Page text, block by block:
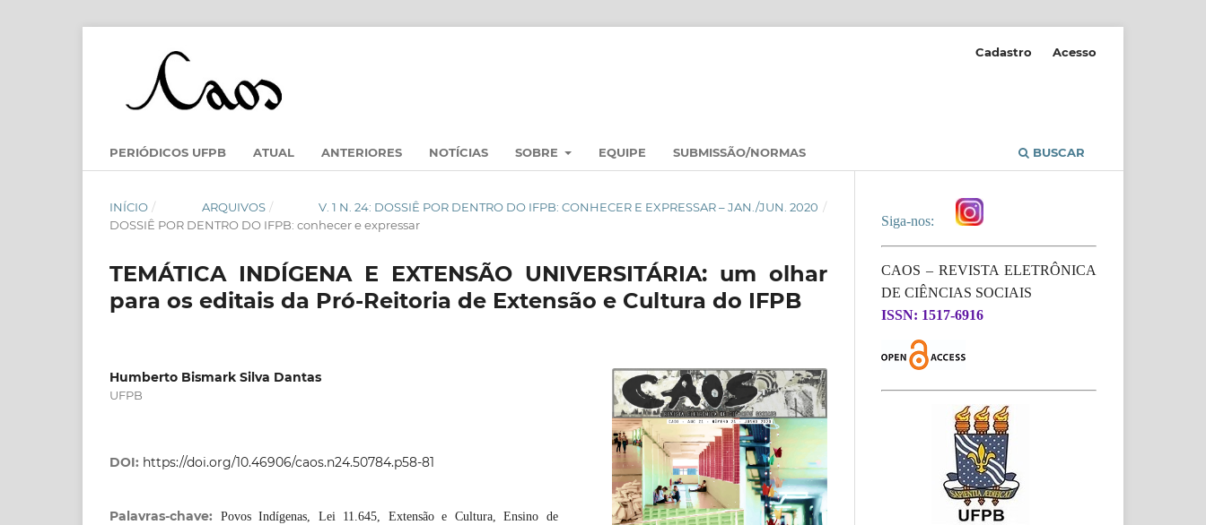
PERIÓDICOS UFPB ATUAL ANTERIORES NOTÍCIAS SOBRE EQUIPE SUBMISSÃO/NORMAS BUSCAR
Cadastro Acesso
INÍCIO / ARQUIVOS / V. 1 N. 24: DOSSIÊ POR DENTRO DO IFPB: CONHECER E EXPRESSAR – JAN./JUN. 2020 /
DOSSIÊ POR DENTRO DO IFPB: conhecer e expressar
TEMÁTICA INDÍGENA E EXTENSÃO UNIVERSITÁRIA: um olhar
para os editais da Pró-Reitoria de Extensão e Cultura do IFPB
Humberto Bismark Silva Dantas
UFPB
DOI: https://doi.org/10.46906/caos.n24.50784.p58-81
Palavras-chave:
Povos Indígenas, Lei 11.645, Extensão e Cultura, Ensino de
Siga-nos:
CAOS – REVISTA ELETRÔNICA
DE CIÊNCIAS SOCIAIS
ISSN: 1517-6916